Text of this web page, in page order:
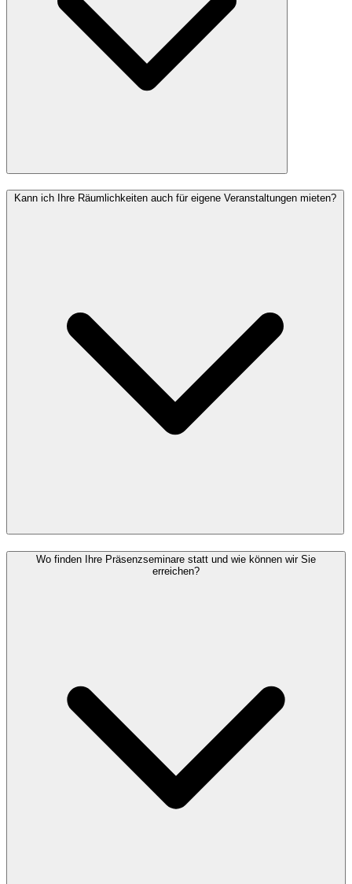
Kann ich Ihre Räumlichkeiten auch für eigene Veranstaltungen mieten?
Wo finden Ihre Präsenzseminare statt und wie können wir Sie
erreichen?